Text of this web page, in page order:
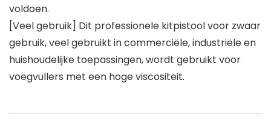
voldoen.
[Veel gebruik] Dit professionele kitpistool voor zwaar
gebruik, veel gebruikt in commerciële, industriële en
huishoudelijke toepassingen, wordt gebruikt voor
voegvullers met een hoge viscositeit.